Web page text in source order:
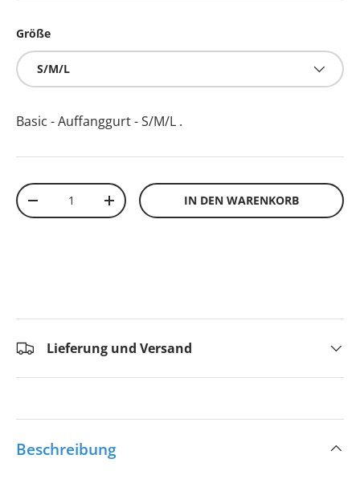
Größe
S/M/L
Basic - Auffanggurt - S/M/L .
Anzahl
-
+ IN DEN WARENKORB
Lieferung und Versand
Beschreibung